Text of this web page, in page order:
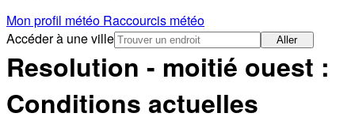
Mon profil météo Raccourcis météo
Accéder à une ville
Aller
Resolution - moitié ouest :
Conditions actuelles